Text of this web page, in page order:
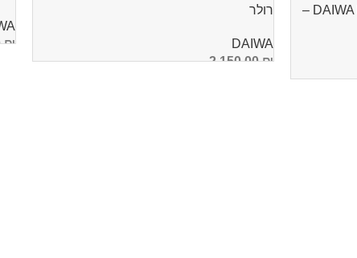
DAIWA BLACK WIDOW BR LT 5000C –
רולר
DAIWA
2,150.00₪
₪